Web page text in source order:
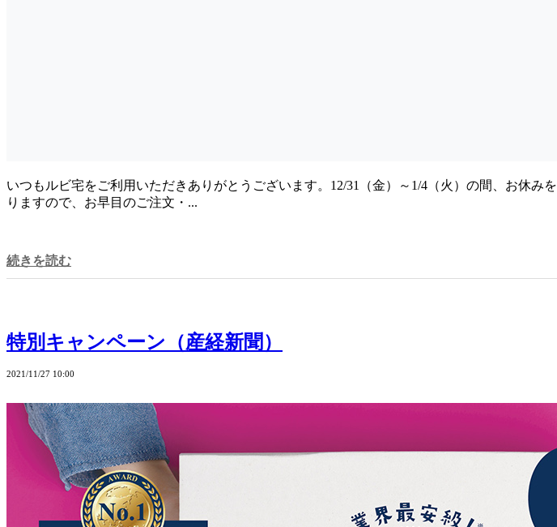
いつもルビ宅をご利用いただきありがとうございます。12/31（金）～1/4（火）の間、お休
りますので、お早目のご注文・...
続きを読む
特別キャンペーン（産経新聞）
2021/11/27 10:00